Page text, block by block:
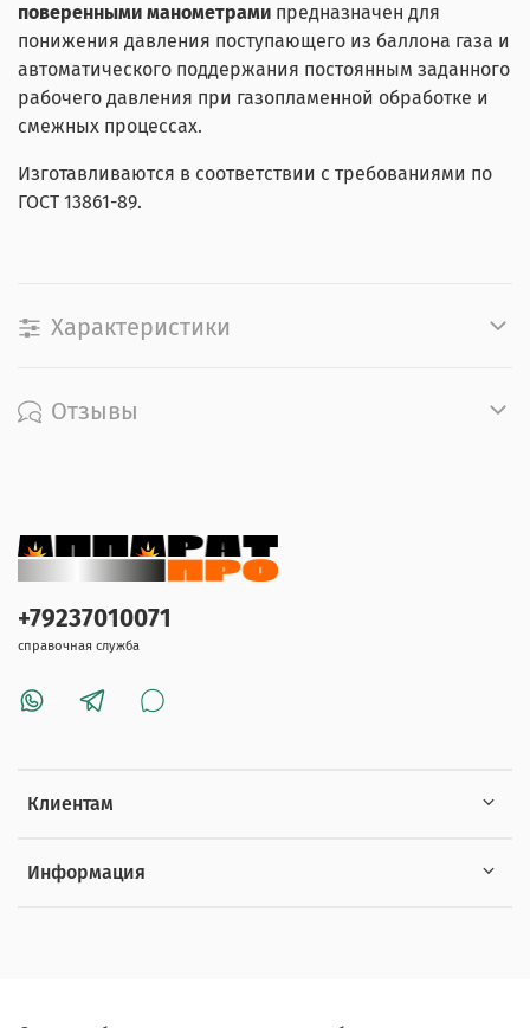
поверенными манометрами предназначен для
понижения давления поступающего из баллона газа и
автоматического поддержания постоянным заданного
рабочего давления при газопламенной обработке и
смежных процессах.
Изготавливаются в соответствии с требованиями по
ГОСТ 13861-89.
Характеристики
Отзывы
Клиентам
Информация
+79237010071
справочная служба